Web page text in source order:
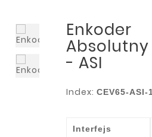
Enkoder
Absolutny
- ASI
Index: CEV65-ASI-
Interfejs